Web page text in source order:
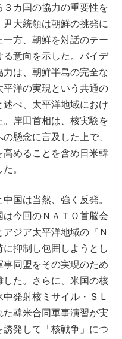
カ国の協力の重要性を
大統領は朝鮮の挑発に
方、朝鮮を対話のテー
意向を示した。バイデ
は、朝鮮半島の完全な
洋の実現という共通の
べ、太平洋地域におけ
岸田首相は、核実験を
懸念に言及した上で、
高めることを含め日米韓
。
国は当然、強く反発。
今回のＮＡＴＯ首脳会
ジア太平洋地域の『Ｎ
抑制し包囲しようとし
同盟をその実現のため
た。さらに、米国の核
発射核ミサイル・ＳＬ
た韓米合同軍事演習が実
発して「核戦争」につ